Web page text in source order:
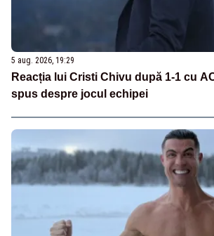
5 aug. 2026, 19:29
Reacția lui Cristi Chivu după 1-1 cu
spus despre jocul echipei